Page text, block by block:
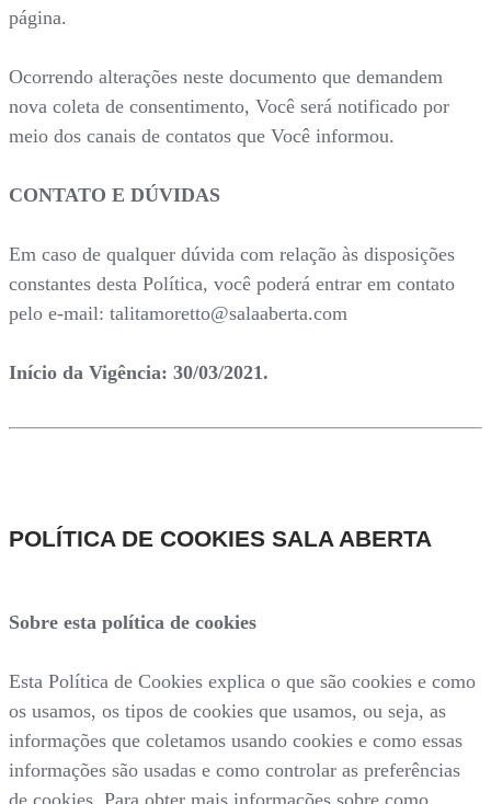
página.
Ocorrendo alterações neste documento que demandem
nova coleta de consentimento, Você será notificado por
meio dos canais de contatos que Você informou.
CONTATO E DÚVIDAS
Em caso de qualquer dúvida com relação às disposições
constantes desta Política, você poderá entrar em contato
pelo e-mail: talitamoretto@salaaberta.com
Início da Vigência: 30/03/2021.
POLÍTICA DE COOKIES SALA ABERTA
Sobre esta política de cookies
Esta Política de Cookies explica o que são cookies e como
os usamos, os tipos de cookies que usamos, ou seja, as
informações que coletamos usando cookies e como essas
informações são usadas e como controlar as preferências